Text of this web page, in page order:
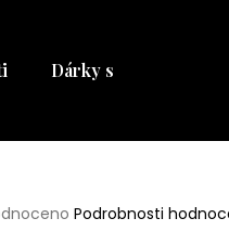
Dárky s naším
Podrobnosti